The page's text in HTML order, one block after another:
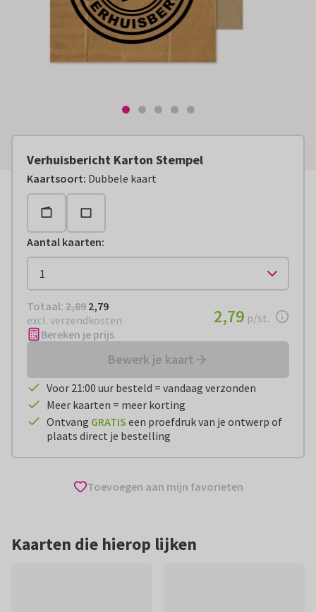
Verhuisbericht Karton Stempel
Kaartsoort: Dubbele kaart
Aantal kaarten:
Totaal: € 2,79
Totaal: 2,89 2,79
excl. verzendkosten
€ 2,79per stuk
2,79 p/st.
Bereken je prijs
Bewerk je kaart
Voor 21:00 uur besteld = vandaag verzonden
Meer kaarten = meer korting
Ontvang GRATIS een proefdruk van je ontwerp of
plaats direct je bestelling
Toevoegen aan mijn favorieten
Kaarten die hierop lijken